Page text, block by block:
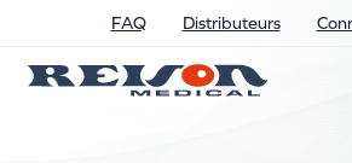
FAQ Distributeurs